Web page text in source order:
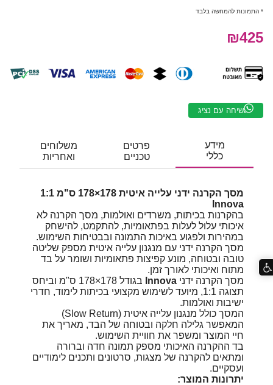
* התמונות להמחשה בלבד
₪425
שיחה עם נציג
מידע
כללי
פרטים
טכניים
משלוחים
ואחריות
מסך הקרנה ידני עלייה איטית 178×178 ס"מ 1:1
Innova
בהקרנות בכיתות, משרדים ואולמות, מסך הקרנה לא
איכותי עלול לעלות בפתאומיות, להתקמט, להישחק
במהירות ולפגוע באיכות התמונה ובבטיחות השימוש.
מסך הקרנה ידני עם מנגנון עלייה איטית מספק שליטה
טובה ובטוחה, מונע קפיצות פתאומיות ושומר על בד
מתוח ואיכותי לאורך זמן.
מסך הקרנה ידני Innova
בגודל 178×178 ס"מ וביחס
תצוגה 1:1, מיועד לשימוש מקצועי בכיתות לימוד, חדרי
ישיבות ואולמות.
המסך כולל מנגנון עלייה איטית (Slow Return)
המאפשר גלילה חלקה ובטוחה של הבד, מאריך את
חיי המוצר ומשפר את חוויית השימוש.
בד ההקרנה האיכותי מספק תמונה חדה וברורה
ומתאים להקרנה של מצגות, סרטונים ותכנים לימודיים
ועסקיים.
יתרונות המוצר: